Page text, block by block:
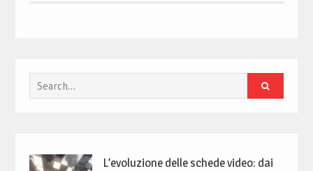
Search
for:
L’evoluzione delle schede video: dai